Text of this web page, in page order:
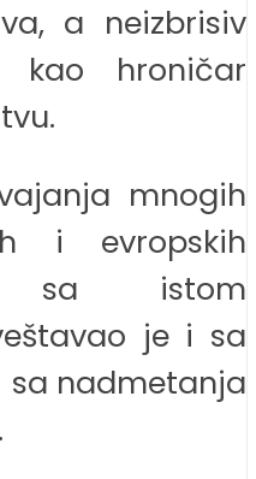
a neizbrisiv
hroničar
mnogih
i evropskih
sa istom
je i sa
sa nadmetanja